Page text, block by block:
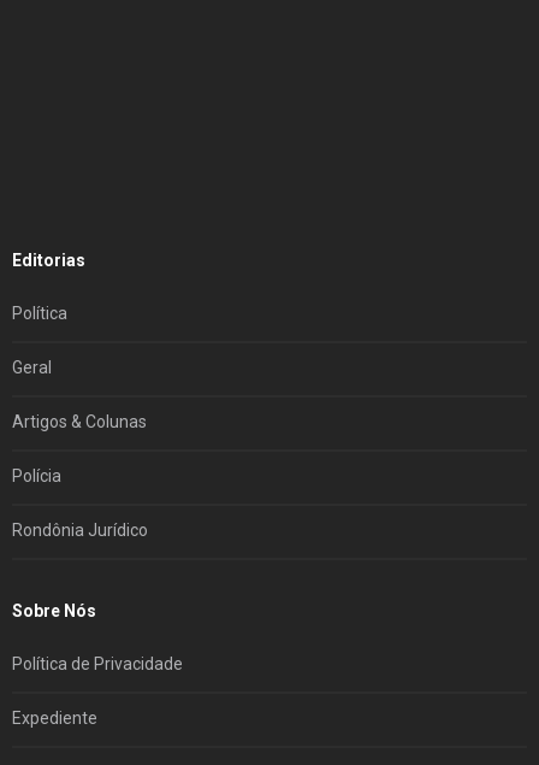
Editorias
Política
Geral
Artigos & Colunas
Polícia
Rondônia Jurídico
Sobre Nós
Política de Privacidade
Expediente